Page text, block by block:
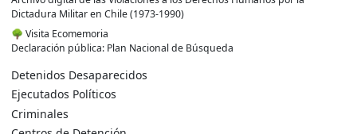
Dictadura Militar en Chile (1973-1990)
🌳 Visita Ecomemoria
Declaración pública: Plan Nacional de Búsqueda
Detenidos Desaparecidos
Ejecutados Políticos
Criminales